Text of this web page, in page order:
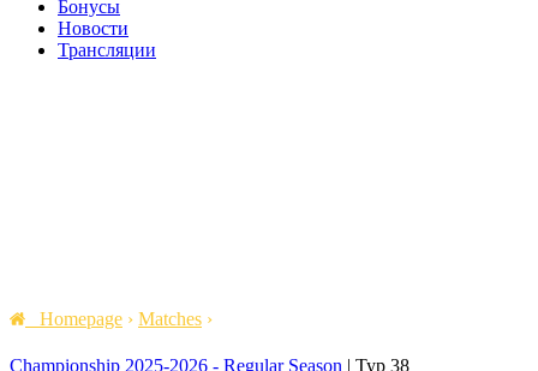
Бонусы
Новости
Трансляции
Homepage › Matches ›
Championship 2025-2026 - Regular Season | Тур 38